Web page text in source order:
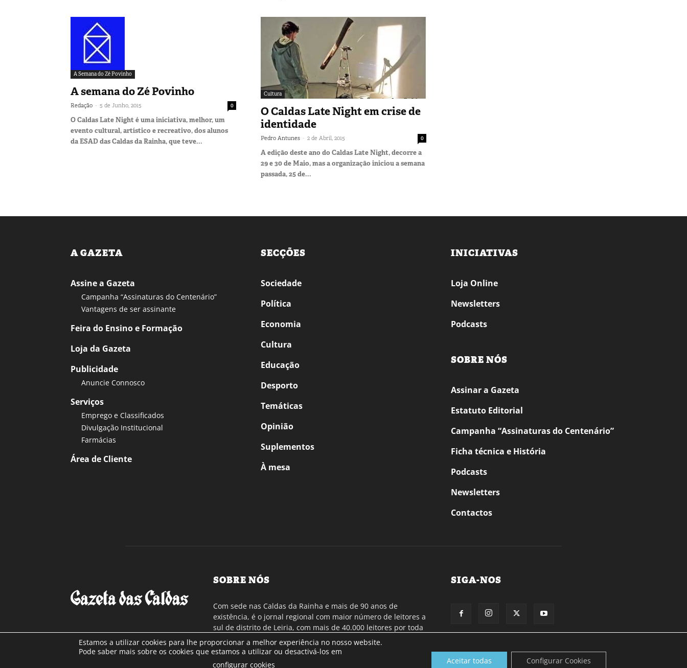
A Semana do Zé Povinho
A semana do Zé Povinho
Redação - 5 de Junho, 2015 0
O Caldas Late Night é uma iniciativa, melhor, um
evento cultural, artístico e recreativo, dos alunos
da ESAD das Caldas da Rainha, que teve...
Cultura
O Caldas Late Night em crise de
identidade
Pedro Antunes - 2 de Abril, 2015 0
A edição deste ano do Caldas Late Night, decorre a
29 e 30 de Maio, mas a organização iniciou a semana
passada, 25 de...
A GAZETA
Assine a Gazeta
Campanha “Assinaturas do Centenário”
Vantagens de ser assinante
Feira do Ensino e Formação
Loja da Gazeta
Publicidade
Anuncie Connosco
Serviços
Emprego e Classificados
Divulgação Institucional
Farmácias
Área de Cliente
SECÇÕES
Sociedade
Política
Economia
Cultura
Educação
Desporto
Temáticas
Opinião
Suplementos
À mesa
INICIATIVAS
Loja Online
Newsletters
Podcasts
SOBRE NÓS
Assinar a Gazeta
Estatuto Editorial
Campanha “Assinaturas do Centenário”
Ficha técnica e História
Podcasts
Newsletters
Contactos
SOBRE NÓS
Com sede nas Caldas da Rainha e mais de 90 anos de
existência, é o jornal regional com maior número de leitores a
sul de distrito de Leiria, com mais de 40.000 leitores por toda
a região Oeste. Jornal com distribuição em Portugal
Continental e assinatura online.
SIGA-NOS
Estamos a utilizar cookies para lhe proporcionar a melhor experiência no nosso website.
Pode saber mais sobre os cookies que estamos a utilizar ou desactivá-los em
configurar cookies
Aceitar todas Configurar Cookies